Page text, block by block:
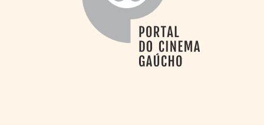
> ASSOCIAÇÃO DOS
> BIBLIOTECA
ROMEU GRIMALDI